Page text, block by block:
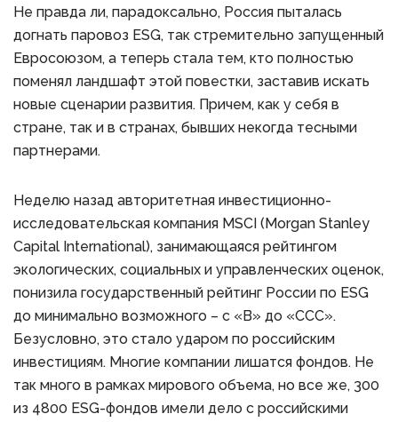
Не правда ли, парадоксально, Россия пыталась
догнать паровоз ESG, так стремительно запущенный
Евросоюзом, а теперь стала тем, кто полностью
поменял ландшафт этой повестки, заставив искать
новые сценарии развития. Причем, как у себя в
стране, так и в странах, бывших некогда тесными
партнерами.
Неделю назад авторитетная инвестиционно-
исследовательская компания MSCI (Morgan Stanley
Capital International), занимающаяся рейтингом
экологических, социальных и управленческих оценок,
понизила государственный рейтинг России по ESG
до минимально возможного – с «В» до «ССС».
Безусловно, это стало ударом по российским
инвестициям. Многие компании лишатся фондов. Не
так много в рамках мирового объема, но все же, 300
из 4800 ESG-фондов имели дело с российскими